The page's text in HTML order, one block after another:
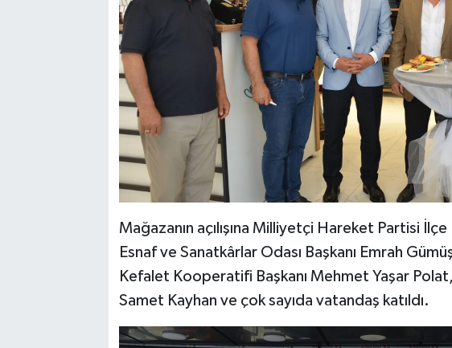
Mağazanın açılışına Milliyetçi Hareket Partisi
Esnaf ve Sanatkârlar Odası Başkanı Emrah
Kefalet Kooperatifi Başkanı Mehmet Yaşar Polat,
Samet Kayhan ve çok sayıda vatandaş katıldı.